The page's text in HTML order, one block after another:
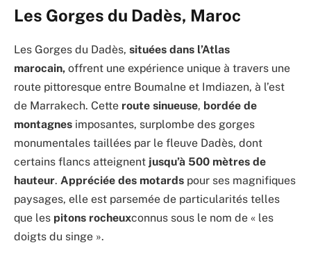
Les Gorges du Dadès, Maroc
Les Gorges du Dadès, situées dans l’Atlas
marocain, offrent une expérience unique à travers une
route pittoresque entre Boumalne et Imdiazen, à l’est
de Marrakech. Cette route sinueuse, bordée de
montagnes imposantes, surplombe des gorges
monumentales taillées par le fleuve Dadès, dont
certains flancs atteignent jusqu’à 500 mètres de
hauteur. Appréciée des motards pour ses magnifiques
paysages, elle est parsemée de particularités telles
que les pitons rocheuxconnus sous le nom de « les
doigts du singe ».